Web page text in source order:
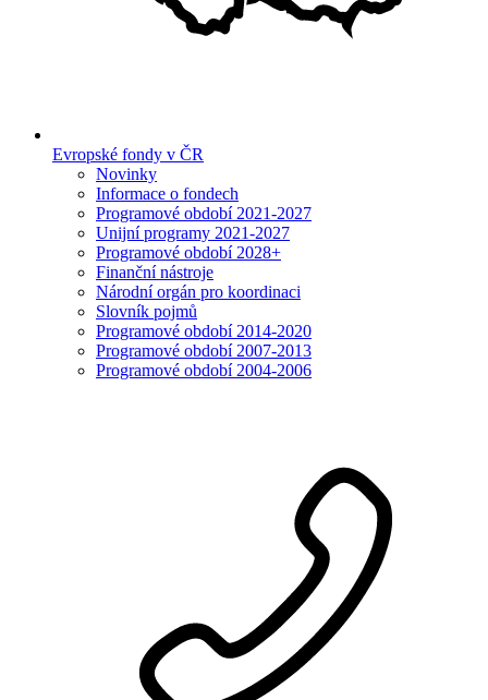
Evropské fondy v ČR
Novinky
Informace o fondech
Programové období 2021-2027
Unijní programy 2021-2027
Programové období 2028+
Finanční nástroje
Národní orgán pro koordinaci
Slovník pojmů
Programové období 2014-2020
Programové období 2007-2013
Programové období 2004-2006